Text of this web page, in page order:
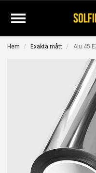
Hem Exakta mått Alu 45